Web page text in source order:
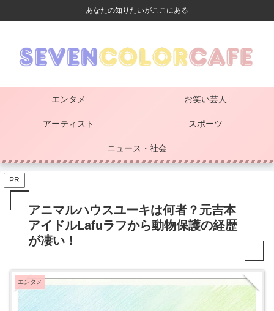
あなたの知りたいがここにある
エンタメ お笑い芸人
アーティスト スポーツ
ニュース・社会
PR
アニマルハウスユーキは何者？元吉本
アイドルLafuラフから動物保護の経歴
が凄い！
エンタメ